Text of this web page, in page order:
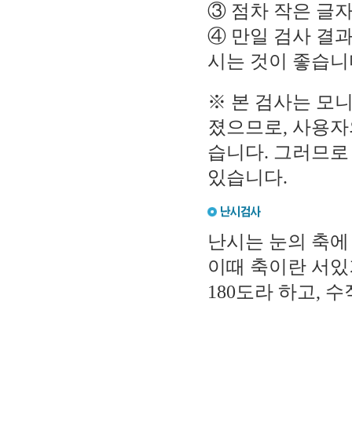
③ 점차 작은 글
④ 만일 검사 결
시는 것이 좋습
※ 본 검사는 모
졌으므로, 사용
습니다. 그러므
있습니다.
난시는 눈의 축
이때 축이란 서
180도라 하고,